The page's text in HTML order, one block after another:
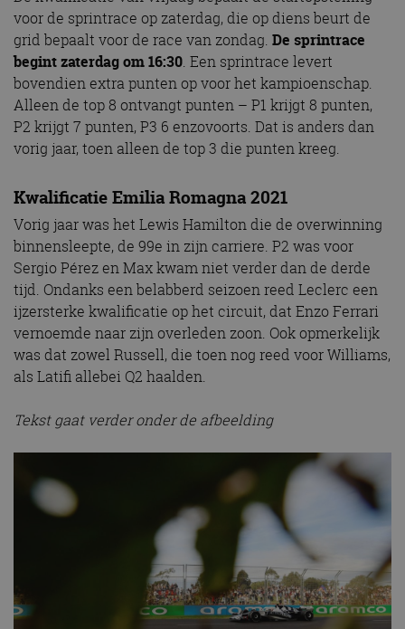
voor de sprintrace op zaterdag, die op diens beurt de
grid bepaalt voor de race van zondag. De sprintrace
begint zaterdag om 16:30. Een sprintrace levert
bovendien extra punten op voor het kampioenschap.
Alleen de top 8 ontvangt punten – P1 krijgt 8 punten,
P2 krijgt 7 punten, P3 6 enzovoorts. Dat is anders dan
vorig jaar, toen alleen de top 3 die punten kreeg.
Kwalificatie Emilia Romagna 2021
Vorig jaar was het Lewis Hamilton die de overwinning
binnensleepte, de 99e in zijn carriere. P2 was voor
Sergio Pérez en Max kwam niet verder dan de derde
tijd. Ondanks een belabberd seizoen reed Leclerc een
ijzersterke kwalificatie op het circuit, dat Enzo Ferrari
vernoemde naar zijn overleden zoon. Ook opmerkelijk
was dat zowel Russell, die toen nog reed voor Williams,
als Latifi allebei Q2 haalden.
Tekst gaat verder onder de afbeelding